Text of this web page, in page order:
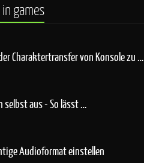
games
Charaktertransfer von Konsole zu …
selbst aus - So lässt …
Audioformat einstellen